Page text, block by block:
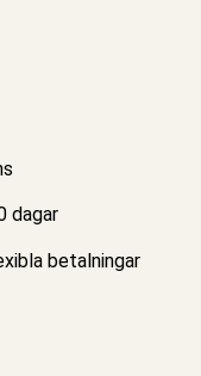
dagar
betalningar